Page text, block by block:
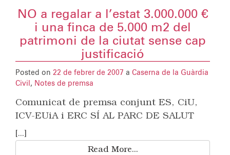
NO a regalar a l’estat 3.000.000 €
i una finca de 5.000 m2 del
patrimoni de la ciutat sense cap
justificació
Posted on 22 de febrer de 2007 a Caserna de la Guàrdia
Civil , Notes de premsa
Comunicat de premsa conjunt ES, CiU,
ICV-EUiA i ERC SÍ AL PARC DE SALUT
[...]
Read More...